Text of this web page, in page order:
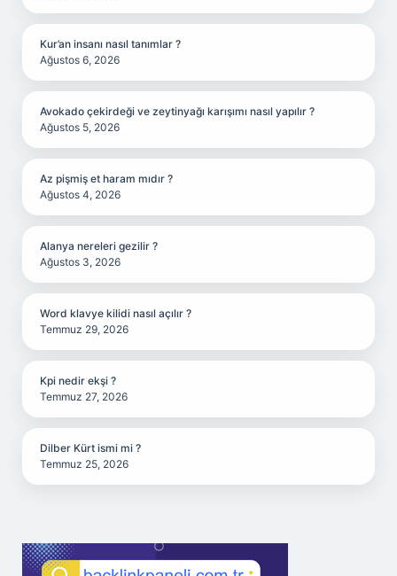
Kur’an insanı nasıl tanımlar ?
Ağustos 6, 2026
Avokado çekirdeği ve zeytinyağı karışımı nasıl yapılır ?
Ağustos 5, 2026
Az pişmiş et haram mıdır ?
Ağustos 4, 2026
Alanya nereleri gezilir ?
Ağustos 3, 2026
Word klavye kilidi nasıl açılır ?
Temmuz 29, 2026
Kpi nedir ekşi ?
Temmuz 27, 2026
Dilber Kürt ismi mi ?
Temmuz 25, 2026